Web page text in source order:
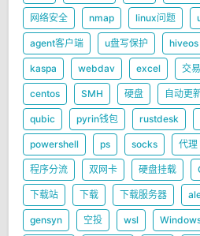
网络安全 nmap linux问题
agent客户端 u盘写保护 hiveos
kaspa webdav excel 交
centos SMH 硬盘 自动更
qubic pyrin钱包 rustdesk
powershell ps socks 代理
程序分流 双网卡 硬盘挂载
下载站 下载 下载服务器
gensyn 空投 wsl